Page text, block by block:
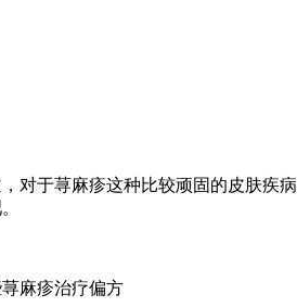
于荨麻疹这种比较顽固的皮肤疾